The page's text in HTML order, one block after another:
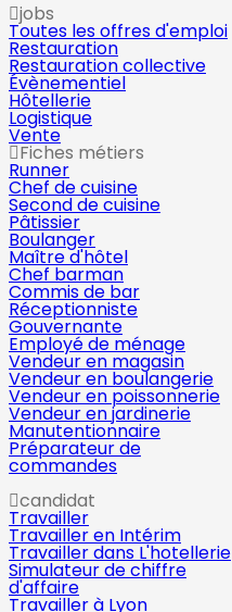
jobs
Toutes les offres d'emploi
Restauration
Restauration collective
Évènementiel
Hôtellerie
Logistique
Vente
Fiches métiers
Runner
Chef de cuisine
Second de cuisine
Pâtissier
Boulanger
Maître d'hôtel
Chef barman
Commis de bar
Réceptionniste
Gouvernante
Employé de ménage
Vendeur en magasin
Vendeur en boulangerie
Vendeur en poissonnerie
Vendeur en jardinerie
Manutentionnaire
Préparateur de
commandes
candidat
Travailler
Travailler en Intérim
Travailler dans L'hotellerie
Simulateur de chiffre
d'affaire
Travailler à Lyon